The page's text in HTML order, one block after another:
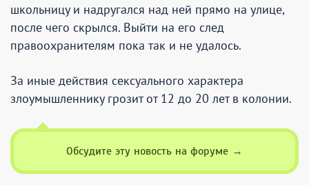
школьницу и надругался над ней прямо на улице,
после чего скрылся. Выйти на его след
правоохранителям пока так и не удалось.
За иные действия сексуального характера
злоумышленнику грозит от 12 до 20 лет в колонии.
Обсудите эту новость на форуме →